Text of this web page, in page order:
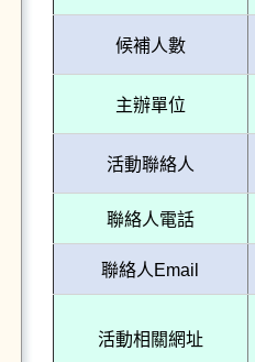
候補人數
主辦單位
活動聯絡人
聯絡人電話
聯絡人Email
活動相關網址